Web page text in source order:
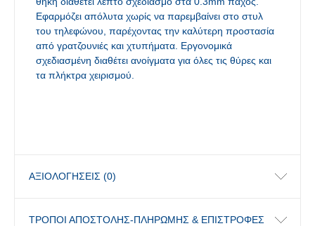
Εφαρμόζει απόλυτα χωρίς να παρεμβαίνει στο στυλ
του τηλεφώνου, παρέχοντας την καλύτερη προστασία
από γρατζουνιές και χτυπήματα. Εργονομικά
σχεδιασμένη διαθέτει ανοίγματα για όλες τις θύρες και
τα πλήκτρα χειρισμού.
ΑΞΙΟΛΟΓΉΣΕΙΣ (0)
ΤΡΟΠΟΙ ΑΠΟΣΤΟΛΗΣ-ΠΛΗΡΩΜΗΣ & ΕΠΙΣΤΡΟΦΕΣ